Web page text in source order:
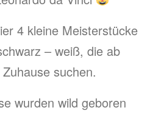
4 kleine Meisterstücke
– weiß, die ab
suchen.
wurden wild geboren